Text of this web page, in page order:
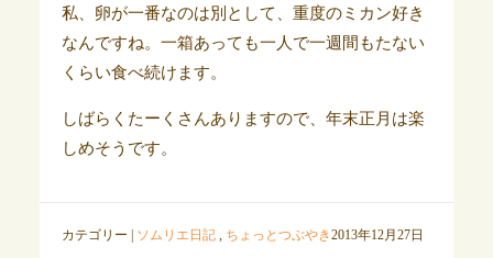
私、卵が一番なのは別として、重度のミカン好き
なんですね。一箱あっても一人で一週間もたない
くらい食べ続けます。
しばらくたーくさんありますので、年末正月は楽
しめそうです。
カテゴリー | ソムリエ日記, ちょっとつぶやき2013年12月27日